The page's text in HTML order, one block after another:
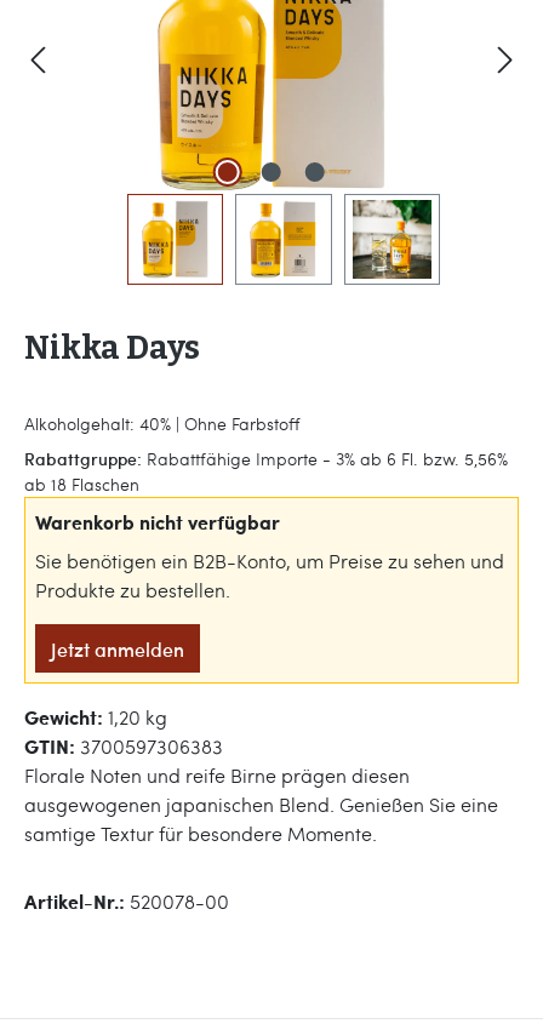
Nikka Days
Alkoholgehalt: 40% | Ohne Farbstoff
Rabattgruppe: Rabattfähige Importe - 3% ab 6 Fl. bzw. 5,56%
ab 18 Flaschen
Warenkorb nicht verfügbar
Sie benötigen ein B2B-Konto, um Preise zu sehen und
Produkte zu bestellen.
Jetzt anmelden
Gewicht: 1,20 kg
GTIN: 3700597306383
Florale Noten und reife Birne prägen diesen
ausgewogenen japanischen Blend. Genießen Sie eine
samtige Textur für besondere Momente.
Artikel-Nr.: 520078-00